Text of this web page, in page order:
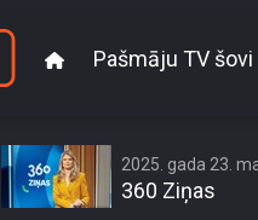
Pašmāju TV šovi
2025. gada 23.
360 Ziņas